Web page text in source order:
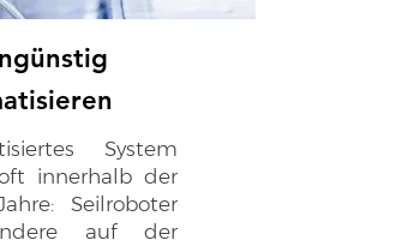
System
innerhalb der
Seilroboter
auf der